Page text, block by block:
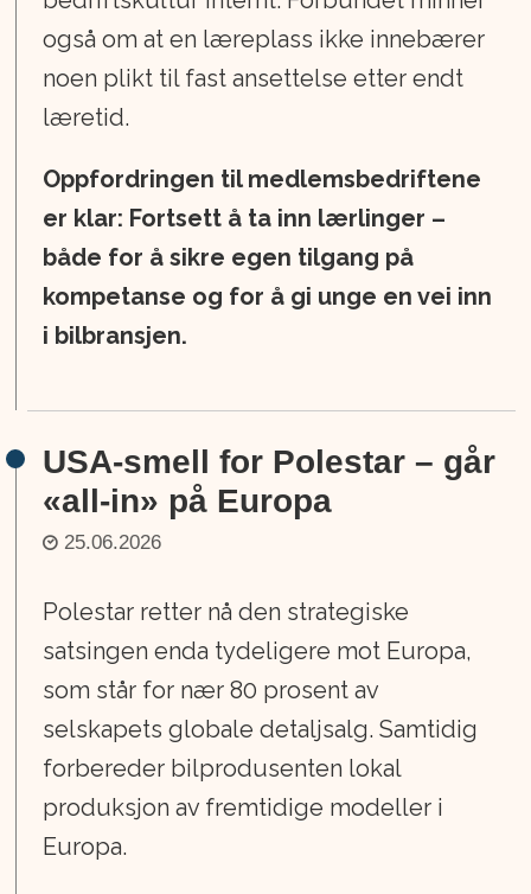
også om at en læreplass ikke innebærer
noen plikt til fast ansettelse etter endt
læretid.
Oppfordringen til medlemsbedriftene
er klar: Fortsett å ta inn lærlinger –
både for å sikre egen tilgang på
kompetanse og for å gi unge en vei inn
i bilbransjen.
USA-smell for Polestar – går
«all-in» på Europa
25.06.2026
Polestar retter nå den strategiske
satsingen enda tydeligere mot Europa,
som står for nær 80 prosent av
selskapets globale detaljsalg. Samtidig
forbereder bilprodusenten lokal
produksjon av fremtidige modeller i
Europa.